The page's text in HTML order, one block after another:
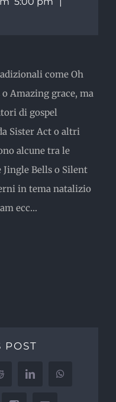
come Oh
Amazing grace, ma
di gospel
Sister Act o altri
alcune tra le
Bells o Silent
in tema natalizio
ecc…
POST
LinkedInWhatsApp